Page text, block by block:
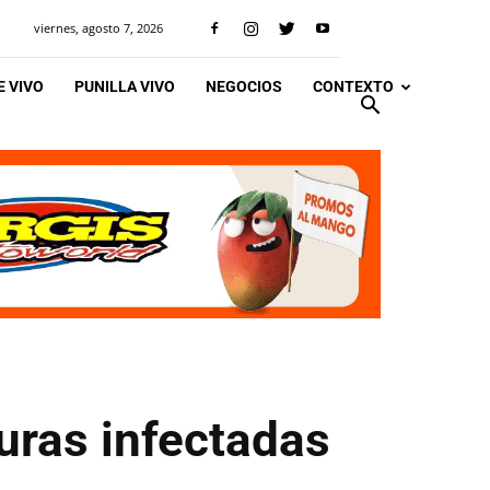
viernes, agosto 7, 2026
VIVO PUNILLA VIVO NEGOCIOS CONTEXTO
infectadas